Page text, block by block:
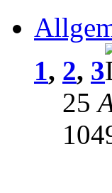
1, 2, 3
25